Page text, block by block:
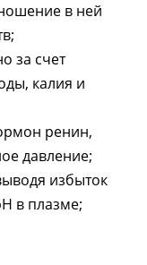
в ней
за счет
калия и
ренин,
давление;
избыток
в плазме;